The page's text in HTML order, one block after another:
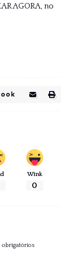
AGORA, no
Wink
0
obrigatórios